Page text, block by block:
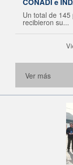
Un total de
recibieron su...
Ver más